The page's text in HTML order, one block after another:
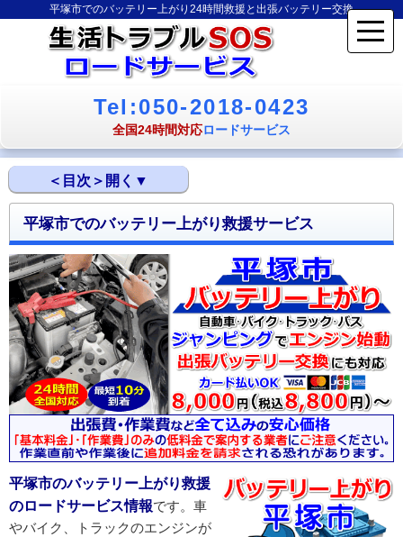
平塚市でのバッテリー上がり24時間救援と出張バッテリー交換
Tel:050-2018-0423
全国24時間対応ロードサービス
平塚市でのバッテリー上がり救援サービス
平塚市のバッテリー上がり救援ロードサービスの特徴
平塚市のバッテリー上がり救援対応情報
平塚市のバッテリー上がり救援対応エリア
平塚市のバッテリー上がり対応事例
車やバイクのバッテリー上がりに関するトピックス
バッテリー上がりと間違いやすいセルモーター故障時
の主な症状
平塚市でのバッテリー上がり救援サービス
平塚市のバッテリー上がり救援
のロードサービス情報です。車
やバイク、トラックのエンジンが